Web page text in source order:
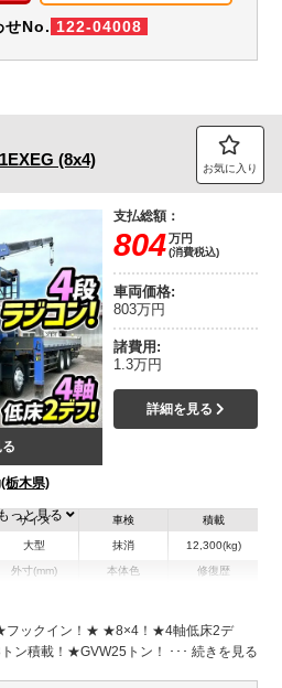
せNo. 122-04008
(8x4) お気に入り
栃木県)
支払総額：
804万円
(消費税込)
車両価格:
803万円
諸費用:
1.3万円
詳細を見る
サイズ
大型
車検
抹消
積載
12,300(kg)
外寸(mm) 本体色 修復歴
装備情報
もっと見る
フックイン！★ ★8×4！★4軸低床2デ
ン積載！★GVW25トン！★380馬力！★